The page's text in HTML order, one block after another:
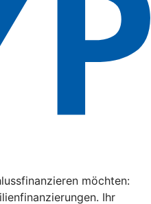
möchten:
Ihr